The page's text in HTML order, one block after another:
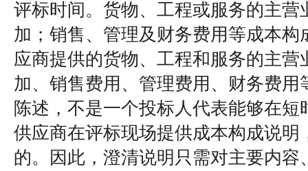
评标时间。货物、工程或服务的主营
加；销售、管理及财务费用等成本构
应商提供的货物、工程和服务的主营
加、销售费用、管理费用、财务费用
陈述，不是一个投标人代表能够在短
供应商在评标现场提供成本构成说明
的。因此，澄清说明只需对主要内容